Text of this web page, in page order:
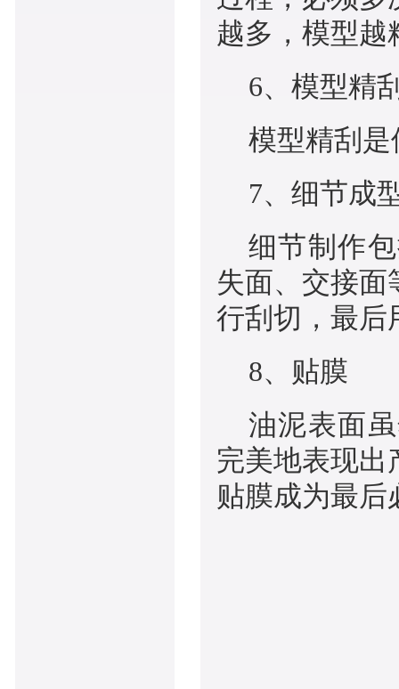
越多，模型越
6、模型精
模型精刮
7、细节成
细节制作
失面、交接面
行刮切，最后
8、贴膜
油泥表面
完美地表现出
贴膜成为最后